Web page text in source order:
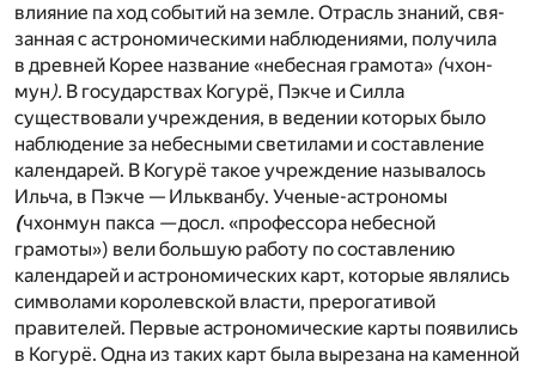
влияние па ход собы­тий на земле. Отрасль знаний, свя­
занная с астрономическими наблю­дениями, получила
в древней Корее название «небесная грамота» (чхон-
мун). В государствах Когурё, Пэкче и Силла
существовали учреждения, в ведении которых было
наблюдение за небесными светилами и составление
календарей. В Когурё такое уч­реждение называлось
Ильча, в Пэк­че — Илькванбу. Ученые-астрономы
(чхонмун пакса —досл. «профессора небесной
грамоты») вели большую работу по составлению
календарей и астрономических карт, которые яв­лялись
символами королевской влас­ти, прерогативой
правителей. Первые астрономические карты появились
в Когурё. Одна из таких карт была вырезана на каменной